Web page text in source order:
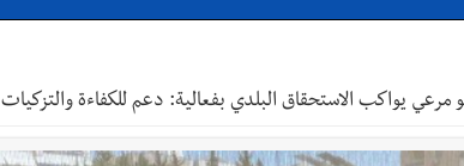
واقع مأزوم!
مرعي يواكب الاستحقاق البلدي بفعالية: دعم للكفاءة والتزكيات